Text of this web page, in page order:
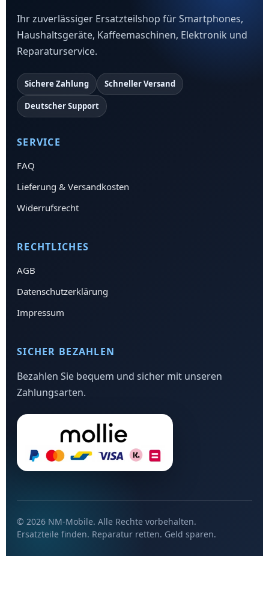
Ihr zuverlässiger Ersatzteilshop für Smartphones,
Haushaltsgeräte, Kaffeemaschinen, Elektronik und
Reparaturservice.
Sichere Zahlung Schneller Versand
Deutscher Support
SERVICE
FAQ
Lieferung & Versandkosten
Widerrufsrecht
RECHTLICHES
AGB
Datenschutzerklärung
Impressum
SICHER BEZAHLEN
Bezahlen Sie bequem und sicher mit unseren
Zahlungsarten.
© 2026 NM-Mobile. Alle Rechte vorbehalten.
Ersatzteile finden. Reparatur retten. Geld sparen.